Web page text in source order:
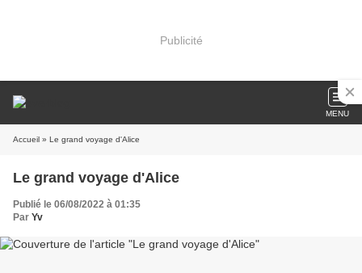
Publicité
MENU
Accueil » Le grand voyage d'Alice
Le grand voyage d'Alice
Publié le 06/08/2022 à 01:35
Par Yv